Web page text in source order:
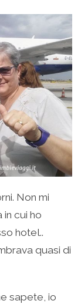
Non mi
cui ho
hotel..
quasi di
sapete, io